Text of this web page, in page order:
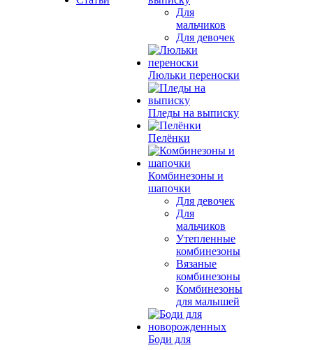
Для
мальчиков
Для девочек
Люльки переноски
Пледы на выписку
Пелёнки
Комбинезоны и
шапочки
Для девочек
Для
мальчиков
Утепленные
комбинезоны
Вязаные
комбинезоны
Комбинезоны
для малышей
Боди для